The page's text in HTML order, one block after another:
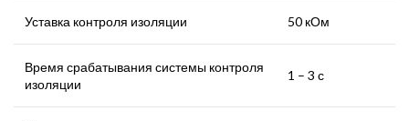
Уставка контроля изоляции 50 кОм
Время срабатывания системы контроля
изоляции
1 – 3 с